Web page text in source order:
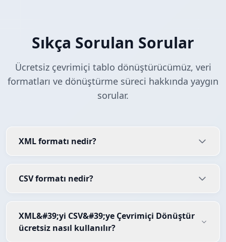
Sıkça Sorulan Sorular
Ücretsiz çevrimiçi tablo dönüştürücümüz, veri
formatları ve dönüştürme süreci hakkında yaygın
sorular.
XML formatı nedir?
CSV formatı nedir?
XML&#39;yi CSV&#39;ye Çevrimiçi Dönüştür
ücretsiz nasıl kullanılır?